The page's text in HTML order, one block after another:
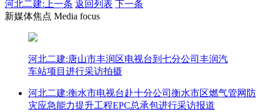
河北二建: 上一条 返回列表 下一条
新媒体焦点 Media focus
河北二建:唐山市丰润区电视台到七分公司丰润汽
车站项目进行采访拍摄
河北二建:衡水市电视台赴十分公司衡水市区燃气管网防
灾应急能力提升工程EPC总承包进行采访报道